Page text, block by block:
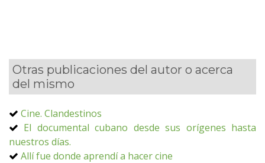
Otras publicaciones del autor o acerca
del mismo
Cine. Clandestinos
El documental cubano desde sus orígenes hasta
nuestros días.
Allí fue donde aprendí a hacer cine